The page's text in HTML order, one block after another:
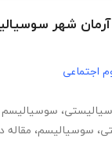
شهر
اجتماعی
،
، سوسیالیسم، مقاله